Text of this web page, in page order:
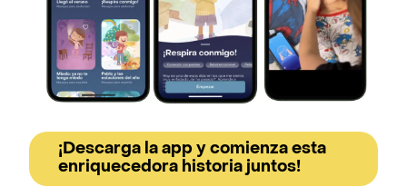
¡Descarga la app y comienza esta
enriquecedora historia juntos!